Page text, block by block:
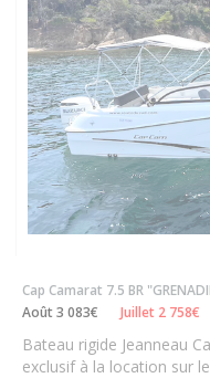
Cap Camarat 7.5 BR
Août 3 083€
Juillet 2 758€
Bateau rigide Jeanneau
exclusif à la location sur